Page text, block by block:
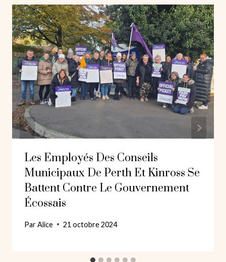
Les Employés Des Conseils
Municipaux De Perth Et Kinross Se
Battent Contre Le Gouvernement
Écossais
ParAlice 21 octobre 2024